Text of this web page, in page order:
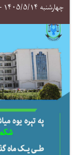
چهارشنبه ۱۴۰۵/۵/۱۴ - ۹:۵۹